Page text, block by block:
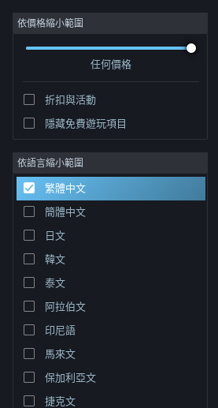
登入
社群
關於
客服
變更語言
取得 Steam 行動應用程式
檢視電腦版網頁
依價格縮小範圍
任何價格
折扣與活動
隱藏免費遊玩項目
依語言縮小範圍
繁體中文
簡體中文
日文
韓文
泰文
阿拉伯文
印尼語
馬來文
保加利亞文
捷克文
"Mawgate"
排序依據 相關性
0 項相符的搜尋結果。 已根據您的偏好設定排
Mawgate）。